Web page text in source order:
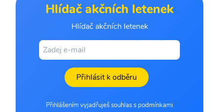
Hlídač akčních letenek
Hlídač akčních letenek
Přihlásit k odběru
Přihlášením vyjadřuješ souhlas s podmínkami